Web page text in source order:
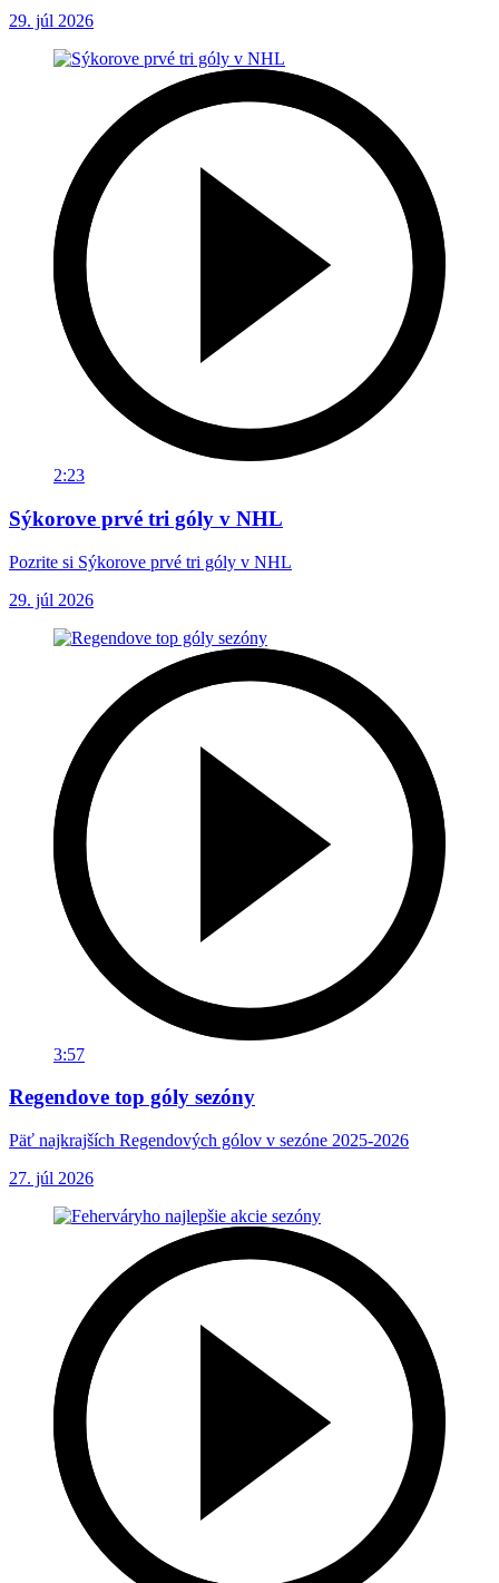
29. júl 2026
2:23
Sýkorove prvé tri góly v NHL
Pozrite si Sýkorove prvé tri góly v NHL
29. júl 2026
3:57
Regendove top góly sezóny
Päť najkrajších Regendových gólov v sezóne 2025-2026
27. júl 2026